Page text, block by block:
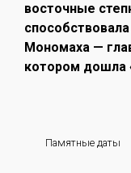
восточные
Мономаха —
котором дошла
Памятные даты